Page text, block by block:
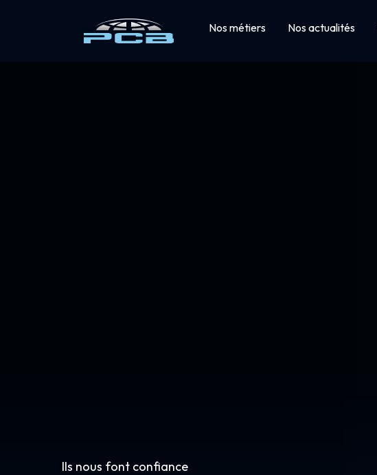
Nos métiers Nos actualités
Ils nous font confiance